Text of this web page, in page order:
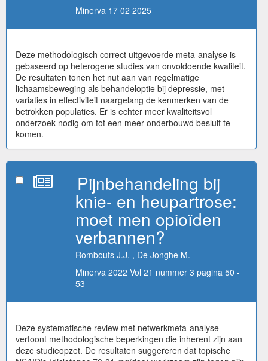
Minerva 17 02 2025
Deze methodologisch correct uitgevoerde meta-analyse is
gebaseerd op heterogene studies van onvoldoende kwaliteit.
De resultaten tonen het nut aan van regelmatige
lichaamsbeweging als behandeloptie bij depressie, met
variaties in effectiviteit naargelang de kenmerken van de
betrokken populaties. Er is echter meer kwaliteitsvol
onderzoek nodig om tot een meer onderbouwd besluit te
komen.
Pijnbehandeling bij
knie- en heupartrose:
moet men opioïden
verbannen?
Rombouts J.J. , De Jonghe M.
Minerva 2022 Vol 21 nummer 3 pagina 50 -
53
Deze systematische review met netwerkmeta-analyse
vertoont methodologische beperkingen die inherent zijn aan
deze studieopzet. De resultaten suggereren dat topische